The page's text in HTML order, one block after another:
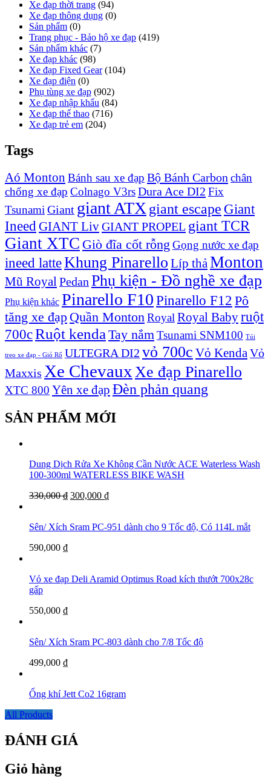
Xe đạp thời trang (94)
Xe đạp thông dụng (0)
Sản phẩm (0)
Trang phục - Bảo hộ xe đạp (419)
Sản phẩm khác (7)
Xe đạp khác (98)
Xe đạp Fixed Gear (104)
Xe đạp điện (0)
Phụ tùng xe đạp (902)
Xe đạp nhập khẩu (84)
Xe đạp thể thao (716)
Xe đạp trẻ em (204)
Tags
Aó Monton Bánh sau xe đạp Bộ Bánh Carbon chân
chống xe đạp Colnago V3rsDura Ace DI2 Fix
Tsunami Giant giant ATX giant escape Giant
Ineed GIANT LivGIANT PROPEL giant TCR
Giant XTC Giò đĩa cốt rỗng Gọng nước xe đạp
ineed latteKhung Pinarello Líp thảMonton
Mũ Royal Pedan Phụ kiện - Đồ nghề xe đạp
Phụ kiện khác Pinarello F10Pinarello F12 Pô
tăng xe đạp Quần MontonRoyal Royal Babyruột
700cRuột kendaTay nắmTsunami SNM100 Túi
treo xe đạp - Giỏ Rổ ULTEGRA DI2 vỏ 700c Vỏ KendaVỏ
Maxxis Xe ChevauxXe đạp Pinarello
XTC 800 Yên xe đạp Đèn phản quang
SẢN PHẨM MỚI
Dung Dịch Rửa Xe Không Cần Nước ACE Waterless Wash
100-300ml WATERLESS BIKE WASH
330,000₫ 300,000 ₫
Sên/ Xích Sram PC-951 dành cho 9 Tốc độ, Có 114L mắt
590,000 ₫
Vỏ xe đạp Deli Aramid Optimus Road kích thướt 700x28c
gấp
550,000 ₫
Sên/ Xích Sram PC-803 dành cho 7/8 Tốc độ
499,000 ₫
Ống khí Jett Co2 16gram
All Products
ĐÁNH GIÁ
Giỏ hàng